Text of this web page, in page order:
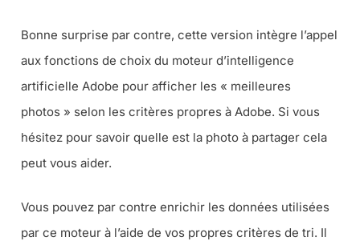
Bonne surprise par contre, cette version intègre l’appel
aux fonctions de choix du moteur d’intelligence
artificielle Adobe pour afficher les « meilleures
photos » selon les critères propres à Adobe. Si vous
hésitez pour savoir quelle est la photo à partager cela
peut vous aider.
Vous pouvez par contre enrichir les données utilisées
par ce moteur à l’aide de vos propres critères de tri. Il